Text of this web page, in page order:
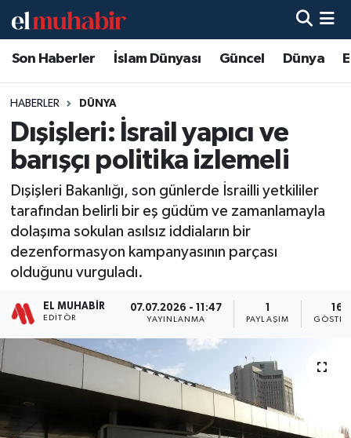
Son Haberler İslam Dünyası Güncel Dünya
HABERLER DÜNYA
Dışişleri: İsrail yapıcı ve
barışçı politika izlemeli
Dışişleri Bakanlığı, son günlerde İsrailli yetkililer
tarafından belirli bir eş güdüm ve zamanlamayla
dolaşıma sokulan asılsız iddiaların bir
dezenformasyon kampanyasının parçası
olduğunu vurguladı.
EL MUHABIR
EDITÖR
07.07.2026 - 11:47
YAYINLANMA PAYLAŞIM
16
Hava Durumu
Trafik Durumu
Süper Lig Puan Durumu ve Fikstür
Son Dakika Haberleri
Haber Arşivi